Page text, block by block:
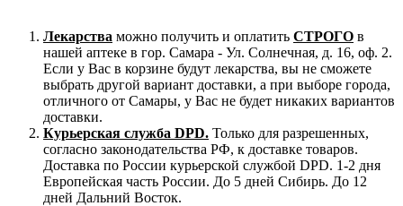
Лекарства можно получить и оплатить СТРОГО в
нашей аптеке в гор. Самара - Ул. Солнечная, д. 16, оф. 2.
Если у Вас в корзине будут лекарства, вы не сможете
выбрать другой вариант доставки, а при выборе города,
отличного от Самары, у Вас не будет никаких вариантов
доставки.
Курьерская служба DPD. Только для разрешенных,
согласно законодательства РФ, к доставке товаров.
Доставка по России курьерской службой DPD. 1-2 дня
Европейская часть России. До 5 дней Сибирь. До 12
дней Дальний Восток.